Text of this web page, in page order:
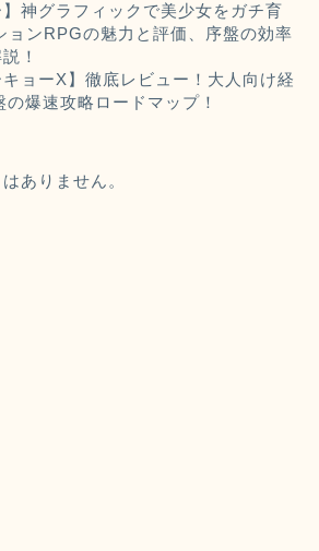
】神グラフィックで美少女をガチ育
ョンRPGの魅力と評価、序盤の効率
！
キョーX】徹底レビュー！大人向け経
爆速攻略ロードマップ！
ありません。